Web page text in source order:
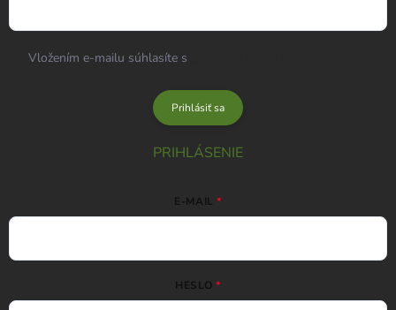
Vložením e-mailu súhlasíte s
Prihlásiť sa
PRIHLÁSENIE
E-MAIL
HESLO